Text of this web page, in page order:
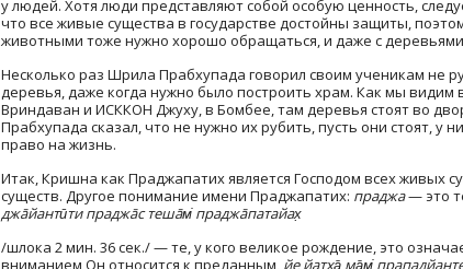
у людей. Хотя люди представляют собой особую ценность,
что все живые существа в государстве достойны защиты,
животными тоже нужно хорошо обращаться, и даже с
Несколько раз Шрила Прабхупада говорил своим ученикам не
деревья, даже когда нужно было построить храм. Как мы видим
Вриндаван и ИСККОН Джуху, в Бомбее, там деревья стоят во
Прабхупада сказал, что не нужно их рубить, пусть они стоят, у
право на жизнь.
Итак, Кришна как Праджапатих является Господом всех живых
существ. Другое понимание имени Праджапатих: праджа— это
джāйантӣти праджāс тешāм̇ праджāпатайах̣
/шлока 2 мин. 36 сек./ — те, у кого великое рождение, это
вниманием Он относится к преданным, йе йатха̄ ма̄м̇